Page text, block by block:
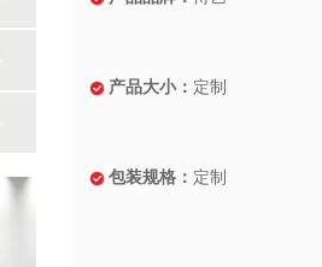
产品大小： 定制
包装规格： 定制